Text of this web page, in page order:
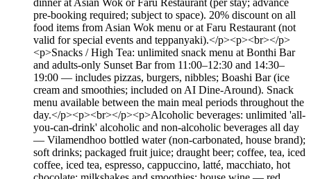
dinner at Asian Wok or Faru Restaurant (per stay; advance
pre-booking required; subject to space). 20% discount on all
food items from Asian Wok menu or at Faru Restaurant (not
valid for special events and teppanyaki).</p><p><br></p>
<p>Snacks / High Tea: unlimited snack menu at Bonthi Bar
and adults-only Sunset Bar from 11:00–12:30 and 14:30–
19:00 — includes pizzas, burgers, nibbles; Boashi Bar (ice
cream and smoothies; included on AI Dine-Around). Snack
menu available between the main meal periods throughout the
day.</p><p><br></p><p>Alcoholic beverages: unlimited 'all-
you-can-drink' alcoholic and non-alcoholic beverages all day
— Vilamendhoo bottled water (non-carbonated, house brand);
soft drinks; packaged fruit juice; draught beer; coffee, tea, iced
coffee, iced tea, espresso, cappuccino, latté, macchiato, hot